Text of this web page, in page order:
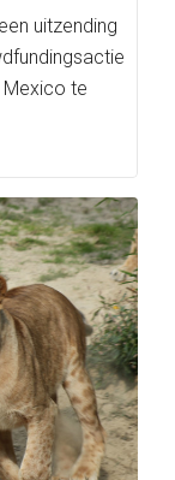
uitzending
Mexico te